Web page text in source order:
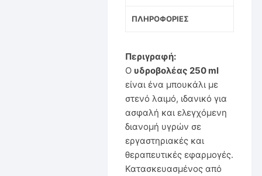
ΠΛΗΡΟΦΟΡΊΕΣ
Περιγραφή:
Ο υδροβολέας 250 ml
είναι ένα μπουκάλι με
στενό λαιμό, ιδανικό για
ασφαλή και ελεγχόμενη
διανομή υγρών σε
εργαστηριακές και
θεραπευτικές εφαρμογές.
Κατασκευασμένος από